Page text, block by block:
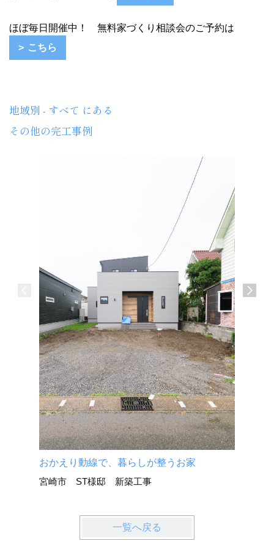
ほぼ毎日開催中！ 無料家づくり相談会のご予約は
こちら
地域別 - すべて にある
その他の完工事例
おかえり動線で、暮らしが整うお家
宮崎市 ST様邸 新築工事
介護施
一覧へ戻る